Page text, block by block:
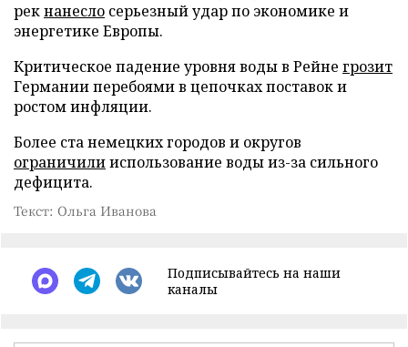
рекнанесло серьезный удар по экономике и
энергетике Европы.
Критическое падение уровня воды в Рейне грозит
Германии перебоями в цепочках поставок и
ростом инфляции.
Более ста немецких городов и округов
ограничилииспользование воды из-за сильного
дефицита.
Текст: Ольга Иванова
Подписывайтесь на наши
каналы